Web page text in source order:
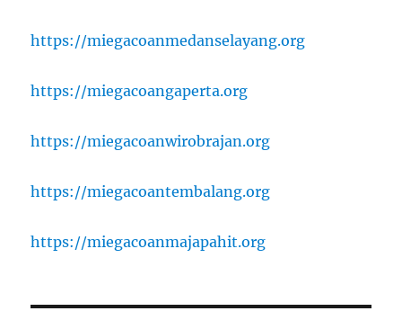
https://miegacoanmedanselayang.org
https://miegacoangaperta.org
https://miegacoanwirobrajan.org
https://miegacoantembalang.org
https://miegacoanmajapahit.org